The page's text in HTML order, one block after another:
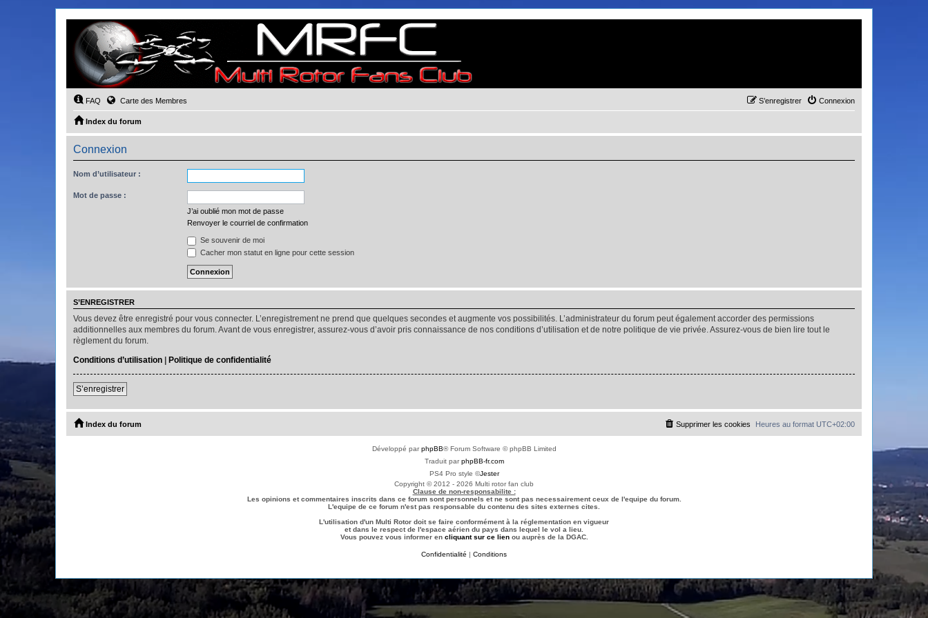
FAQ Carte des Membres Connexion
S’enregistrer
Index du forum
Connexion
Nom d’utilisateur :
Mot de passe :
J’ai oublié mon mot de passe
Renvoyer le courriel de confirmation
Se souvenir de moi
Cacher mon statut en ligne pour cette session
S’ENREGISTRER
Vous devez être enregistré pour vous connecter. L’enregistrement ne prend que quelques secondes et augmente vos possibilités. L’administrateur du forum peut également accorder des permissions
additionnelles aux membres du forum. Avant de vous enregistrer, assurez-vous d’avoir pris connaissance de nos conditions d’utilisation et de notre politique de vie privée. Assurez-vous de bien lire tout le
règlement du forum.
Conditions d’utilisation | Politique de confidentialité
S’enregistrer
Index du forum Heures au format UTC+02:00
Supprimer les cookies
Développé parphpBB® Forum Software © phpBB Limited
Traduit parphpBB-fr.com
PS4 Pro style ©Jester
Copyright © 2012 - 2026 Multi rotor fan club
Clause de non-responsabilite :
Les opinions et commentaires inscrits dans ce forum sont personnels et ne sont pas necessairement ceux de l'equipe du forum.
L'equipe de ce forum n'est pas responsable du contenu des sites externes cites.
L'utilisation d'un Multi Rotor doit se faire conformément à la réglementation en vigueur
et dans le respect de l'espace aérien du pays dans lequel le vol a lieu.
Vous pouvez vous informer en cliquant sur ce lienou auprès de la DGAC.
Confidentialité | Conditions